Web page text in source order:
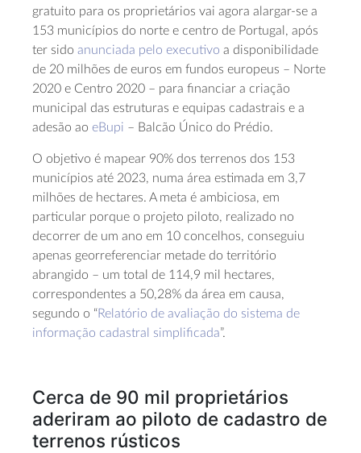
gratuito para os proprietários vai agora alargar-se a
153 municípios do norte e centro de Portugal, após
ter sido anunciada pelo executivo a disponibilidade
de 20 milhões de euros em fundos europeus – Norte
2020 e Centro 2020 – para financiar a criação
municipal das estruturas e equipas cadastrais e a
adesão ao eBupi – Balcão Único do Prédio.
O objetivo é mapear 90% dos terrenos dos 153
municípios até 2023, numa área estimada em 3,7
milhões de hectares. A meta é ambiciosa, em
particular porque o projeto piloto, realizado no
decorrer de um ano em 10 concelhos, conseguiu
apenas georreferenciar metade do território
abrangido – um total de 114,9 mil hectares,
correspondentes a 50,28% da área em causa,
segundo o “Relatório de avaliação do sistema de
informação cadastral simplificada”.
Cerca de 90 mil proprietários
aderiram ao piloto de cadastro de
terrenos rústicos